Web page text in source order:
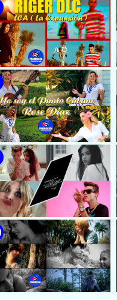
🟡 F-CUBA - ¨Solita¨ -
- Director: Asiel
Babastro
🟡 Riger DLC || ¨LCA ( La
)¨ || Director: Dani
|| Música cubana || Videoclip
|| CUBA
Díaz || ¨Yo soy el Punto
(Autores: Celina
González y Reutilio
Domínguez) || Director:
Mariño Cabello ||
popular tradicional
- Punto Cubano -
Guajiro || Videoclip ||
CUBA
July Roby || ¨Contigo o sin tí¨
|| Música Urbana
|| Director: Marlon el